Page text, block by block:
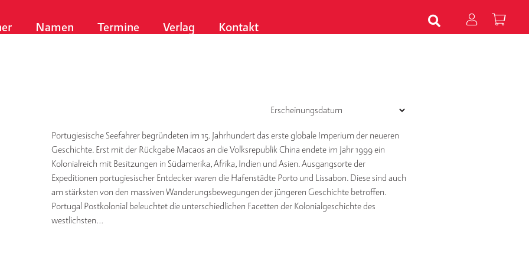
Namen Termine Verlag Kontakt
Portugiesische Seefahrer begründeten im 15. Jahrhundert das erste globale Imperium der neueren
Geschichte. Erst mit der Rückgabe Macaos an die Volksrepublik China endete im Jahr 1999 ein
Kolonialreich mit Besitzungen in Südamerika, Afrika, Indien und Asien. Ausgangsorte der
Expeditionen portugiesischer Entdecker waren die Hafenstädte Porto und Lissabon. Diese sind auch
am stärksten von den massiven Wanderungsbewegungen der jüngeren Geschichte betroffen.
Portugal Postkolonial beleuchtet die unterschiedlichen Facetten der Kolonialgeschichte des
westlichsten…